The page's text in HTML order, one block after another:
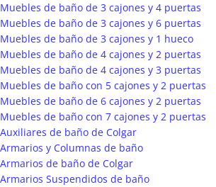
Muebles de baño de 3 cajones y 4 puertas
Muebles de baño de 3 cajones y 6 puertas
Muebles de baño de 3 cajones y 1 hueco
Muebles de baño de 4 cajones y 2 puertas
Muebles de baño de 4 cajones y 3 puertas
Muebles de baño con 5 cajones y 2 puertas
Muebles de baño de 6 cajones y 2 puertas
Muebles de baño con 7 cajones y 2 puertas
Auxiliares de baño de Colgar
Armarios y Columnas de baño
Armarios de baño de Colgar
Armarios Suspendidos de baño